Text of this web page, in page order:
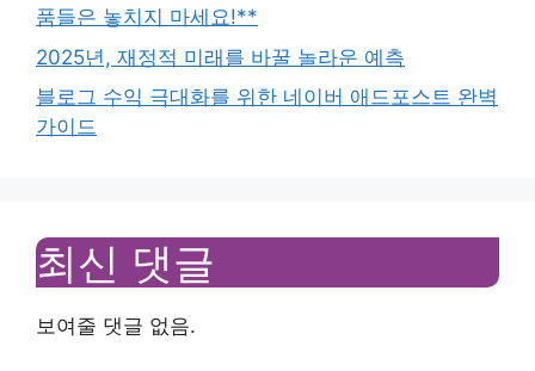
품들은 놓치지 마세요!**
2025년, 재정적 미래를 바꿀 놀라운 예측
블로그 수익 극대화를 위한 네이버 애드포스트 완벽
가이드
최신 댓글
보여줄 댓글 없음.